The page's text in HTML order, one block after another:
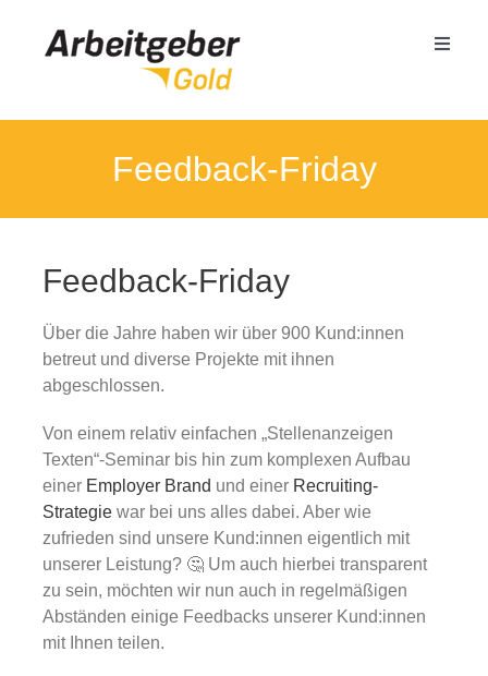
Toggle
Termin buchen
Seminare
Gold
Über uns
Karriere
Feedback-Friday
Feedback-Friday
Über die Jahre haben wir über 900 Kund:innen
betreut und diverse Projekte mit ihnen
abgeschlossen.
Von einem relativ einfachen „Stellenanzeigen
Texten“-Seminar bis hin zum komplexen Aufbau
einer Employer Brand und einer Recruiting-
Strategiewar bei uns alles dabei. Aber wie
zufrieden sind unsere Kund:innen eigentlich mit
unserer Leistung? 🤔 Um auch hierbei transparent
zu sein, möchten wir nun auch in regelmäßigen
Abständen einige Feedbacks unserer Kund:innen
mit Ihnen teilen.